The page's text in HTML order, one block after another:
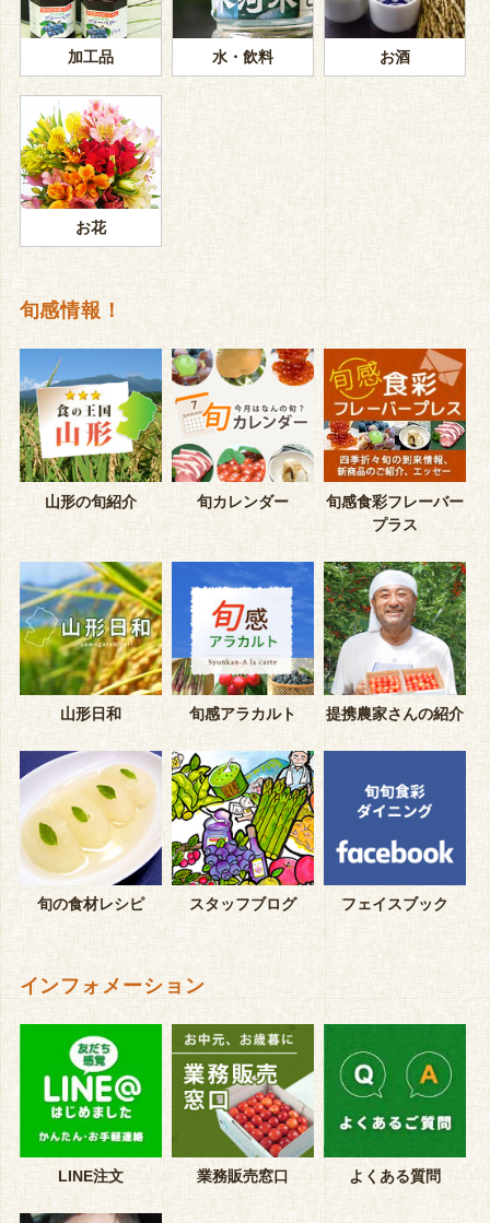
加工品 水・飲料 お酒
お花
旬感情報！
山形の旬紹介 旬カレンダー
旬感食彩フレーバー
プラス
山形日和 旬感アラカルト 提携農家さんの紹介
旬の食材レシピ スタッフブログ フェイスブック
インフォメーション
LINE注文 業務販売窓口 よくある質問